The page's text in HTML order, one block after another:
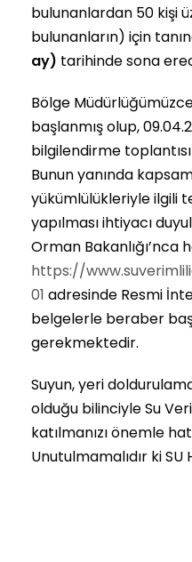
bulunanlardan 50 kişi
bulunanların) için
ay) tarihinde sona
Bölge
başlanmış olup,
bilgilendirme
Bunun yanında
yükümlülükleriyle ilgili
yapılması ihtiyacı
Orman Bakanlığı’nca
https://
01 adresinde Resmi
belgelerle beraber
gerekmektedir.
Suyun, yeri
olduğu bilinciyle Su
katılmanızı önemle
Unutulmamalıdır ki SU